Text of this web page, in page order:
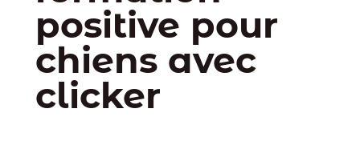
positive pour
chiens avec
clicker